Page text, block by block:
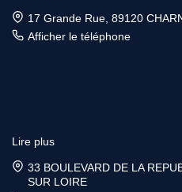
17 Grande Rue, 89120
Afficher le téléphone
Lire plus
33 BOULEVARD DE LA
SUR LOIRE